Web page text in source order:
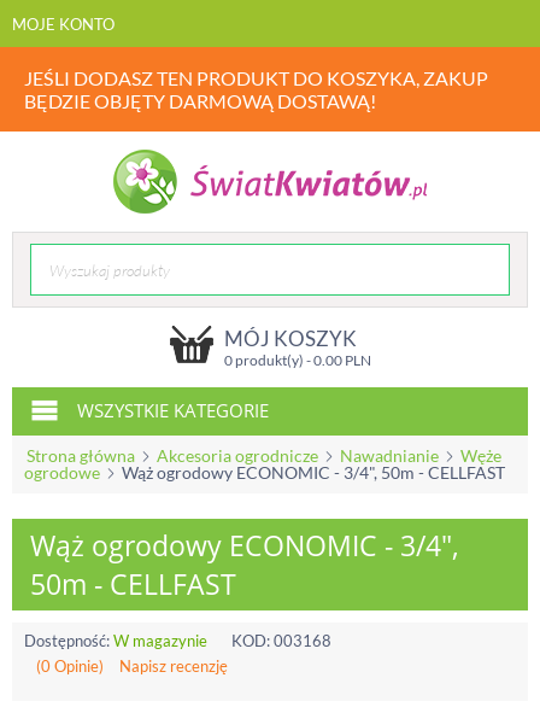
MOJE KONTO
JEŚLI DODASZ TEN PRODUKT DO KOSZYKA, ZAKUP
BĘDZIE OBJĘTY DARMOWĄ DOSTAWĄ!
MÓJ KOSZYK
0 produkt(y) -0.00PLN
WSZYSTKIE KATEGORIE
Strona główna Akcesoria ogrodnicze Nawadnianie
Węże
ogrodowe
Wąż ogrodowy ECONOMIC - 3/4", 50m - CELLFAST
Wąż ogrodowy ECONOMIC - 3/4",
50m - CELLFAST
Dostępność:W magazynie KOD:003168
(0 Opinie)
Napisz recenzję